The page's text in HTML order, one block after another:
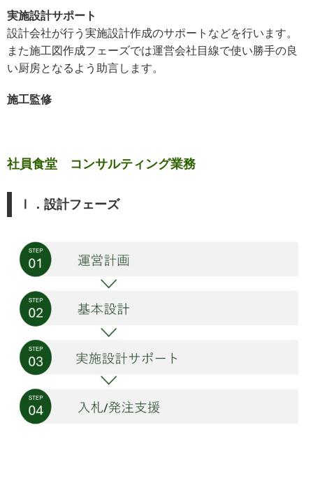
実施設計サポート
設計会社が行う実施設計作成のサポートなどを行います。
また施工図作成フェーズでは運営会社目線で使い勝手の良
い厨房となるよう助言します。
施工監修
社員食堂 コンサルティング業務
Ⅰ．設計フェーズ